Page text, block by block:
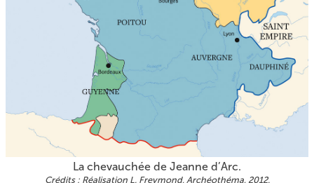
La chevauchée de Jeanne d’Arc.
Réalisation L. Freymond, Archéothéma, 2012.